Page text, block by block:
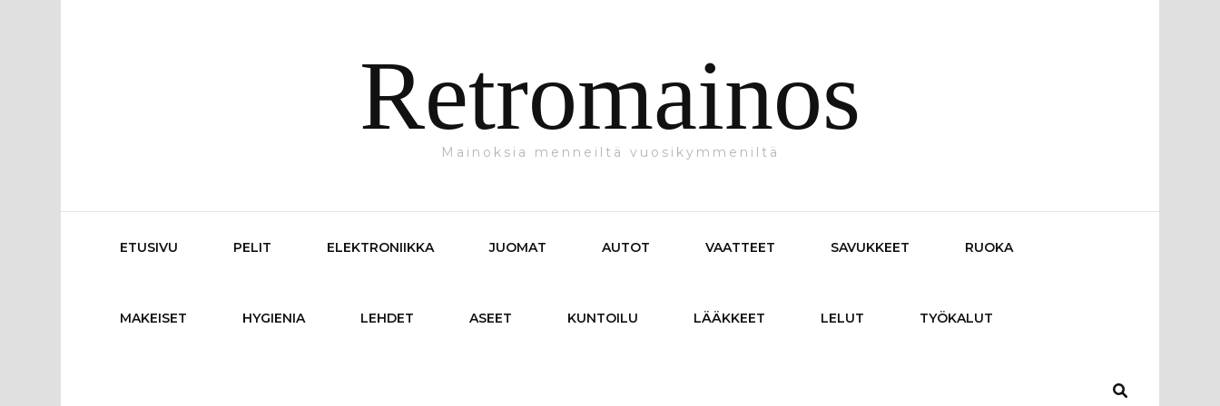
Retromainos
Mainoksia menneiltä vuosikymmeniltä
ETUSIVU PELIT ELEKTRONIIKKA JUOMAT AUTOT VAATTEET SAVUKKEET RUOKA
MAKEISET HYGIENIA LEHDET ASEET KUNTOILU LÄÄKKEET LELUT TYÖKALUT